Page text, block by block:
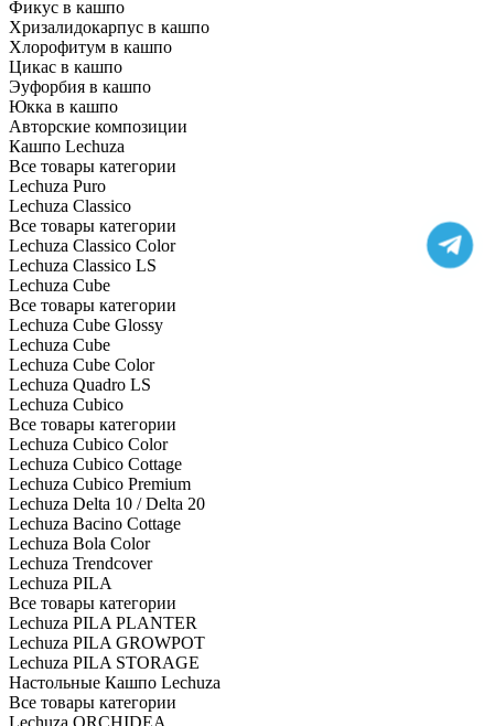
Фикус в кашпо
Хризалидокарпус в кашпо
Хлорофитум в кашпо
Цикас в кашпо
Эуфорбия в кашпо
Юкка в кашпо
Авторские композиции
Кашпо Lechuza
Все товары категории
Lechuza Puro
Lechuza Classico
Все товары категории
Lechuza Classico Color
Lechuza Classico LS
Lechuza Cube
Все товары категории
Lechuza Cube Glossy
Lechuza Cube
Lechuza Cube Color
Lechuza Quadro LS
Lechuza Cubico
Все товары категории
Lechuza Cubico Color
Lechuza Cubico Cottage
Lechuza Cubico Premium
Lechuza Delta 10 / Delta 20
Lechuza Bacino Cottage
Lechuza Bola Color
Lechuza Trendcover
Lechuza PILA
Все товары категории
Lechuza PILA PLANTER
Lechuza PILA GROWPOT
Lechuza PILA STORAGE
Настольные Кашпо Lechuza
Все товары категории
Lechuza ORCHIDEA